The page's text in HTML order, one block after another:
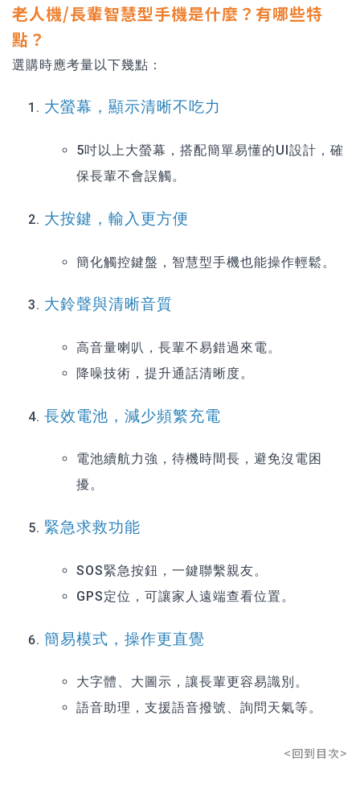
老人機/長輩智慧型手機是什麼？有哪些特
點？
選購時應考量以下幾點：
大螢幕，顯示清晰不吃力
5吋以上大螢幕，搭配簡單易懂的UI設計，確
保長輩不會誤觸。
大按鍵，輸入更方便
簡化觸控鍵盤，智慧型手機也能操作輕鬆。
大鈴聲與清晰音質
高音量喇叭，長輩不易錯過來電。
降噪技術，提升通話清晰度。
長效電池，減少頻繁充電
電池續航力強，待機時間長，避免沒電困
擾。
緊急求救功能
SOS緊急按鈕，一鍵聯繫親友。
GPS定位，可讓家人遠端查看位置。
簡易模式，操作更直覺
大字體、大圖示，讓長輩更容易識別。
語音助理，支援語音撥號、詢問天氣等。
<回到目次>